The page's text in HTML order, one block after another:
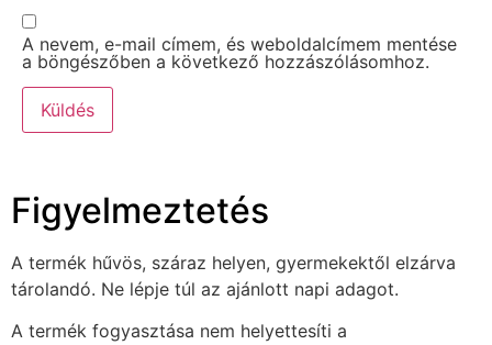
A nevem, e-mail címem, és weboldalcímem mentése
a böngészőben a következő hozzászólásomhoz.
Figyelmeztetés
A termék hűvös, száraz helyen, gyermekektől elzárva
tárolandó. Ne lépje túl az ajánlott napi adagot.
A termék fogyasztása nem helyettesíti a